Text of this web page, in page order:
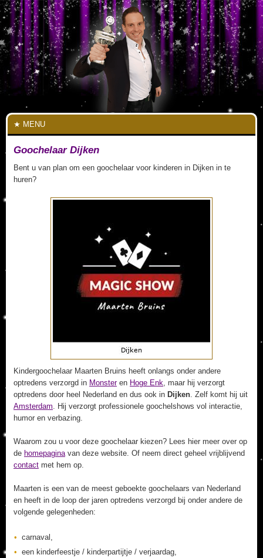
MENU
Goochelaar Dijken
Bent u van plan om een goochelaar voor kinderen in Dijken in te
huren?
Kindergoochelaar Maarten Bruins heeft onlangs onder andere
optredens verzorgd in Monsteren Hoge Enk, maar hij verzorgt
optredens door heel Nederland en dus ook in Dijken. Zelf komt hij uit
Amsterdam. Hij verzorgt professionele goochelshows vol interactie,
humor en verbazing.
Waarom zou u voor deze goochelaar kiezen? Lees hier meer over op
de homepaginavan deze website. Of neem direct geheel vrijblijvend
contact met hem op.
Maarten is een van de meest geboekte goochelaars van Nederland
en heeft in de loop der jaren optredens verzorgd bij onder andere de
volgende gelegenheden:
carnaval,
een kinderfeestje / kinderpartijtje / verjaardag,